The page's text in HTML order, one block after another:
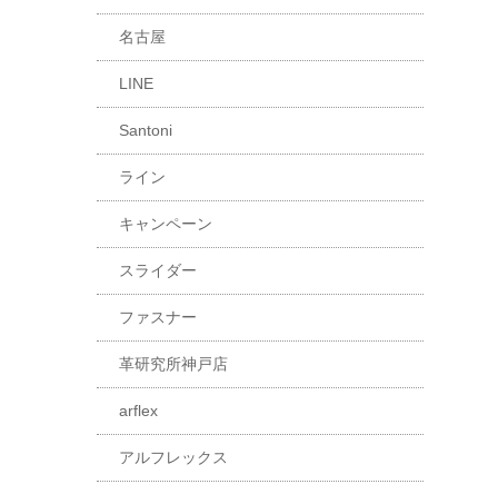
名古屋
LINE
Santoni
ライン
キャンペーン
スライダー
ファスナー
革研究所神戸店
arflex
アルフレックス